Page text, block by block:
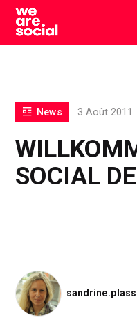
Skip
content
SOCIAL
News 3 Août 2011